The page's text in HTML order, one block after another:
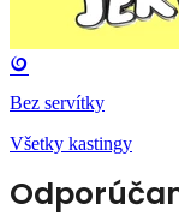
Bez servítky
Všetky kastingy